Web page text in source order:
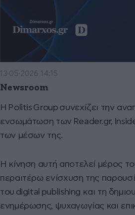
13·05·2026 14:15
Newsroom
Η Politis Group συνεχίζει την
ενσωμάτωση των Reader.gr,
των μέσων της.
Η κίνηση αυτή αποτελεί μέρος
περαιτέρω ενίσχυση της
του digital publishing και τη
ενημέρωσης, ψυχαγωγίας και